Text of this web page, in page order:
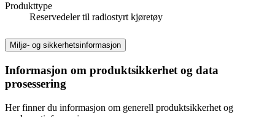
Produkttype
Reservedeler til radiostyrt kjøretøy
Miljø- og sikkerhetsinformasjon
Informasjon om produktsikkerhet og data
prosessering
Her finner du informasjon om generell produktsikkerhet og